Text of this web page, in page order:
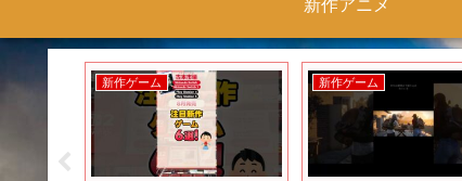
新作アニメ
新作ゲーム 新作ゲーム